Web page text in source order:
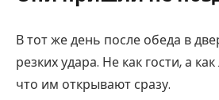
В тот же день после обеда в
резких удара. Не как гости, а
что им открывают сразу.